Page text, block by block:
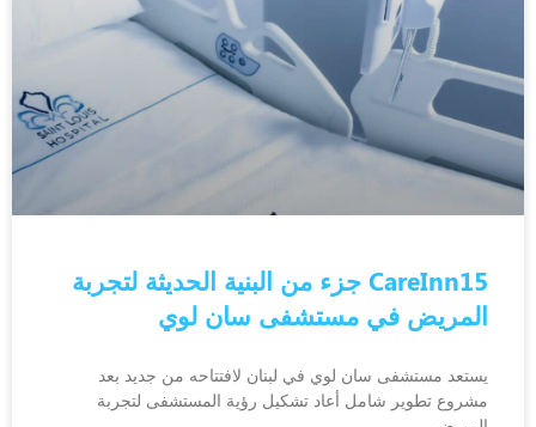
CareInn15 جزء من البنية الحديثة لتجربة
المريض في مستشفى سان لوي
يستعد مستشفى سان لوي في لبنان لافتتاحه من جديد بعد
مشروع تطوير شامل أعاد تشكيل رؤية المستشفى لتجربة